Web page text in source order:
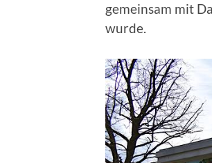
gemeinsam mit
wurde.